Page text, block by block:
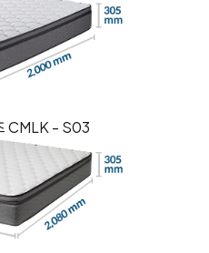
CMLK - S03